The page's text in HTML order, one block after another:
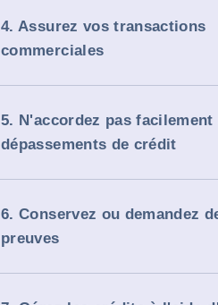
4. Assurez vos transactions
commerciales
5. N'accordez pas facilement
dépassements de crédit
6. Conservez ou demandez
preuves